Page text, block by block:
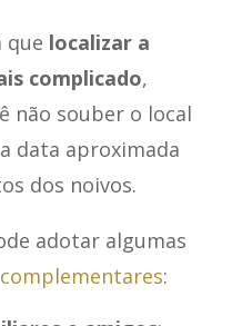
que localizar a
complicado,
não souber o local
data aproximada
dos noivos.
adotar algumas
: